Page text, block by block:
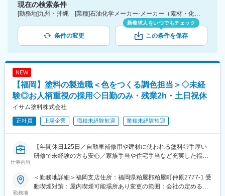
現在の検索条件
[勤務地]九州・沖縄 [業種]石油化学メーカー-メーカー（素材・化学・食品・化粧品・その他）業界 [詳細条件](会社・職場の環境)上場企業
条件の変更
新着求人をいつでもチェック
この条件を保存
NEW
【福岡】塗料の製造職＜色をつくる調色担当＞◇未経
験◎お人柄重視の採用◇日勤のみ・残業2h・土日祝休
イサム塗料株式会社
正社員 上場企業 職種未経験歓迎 業種未経験歓迎
仕事内容
【年間休日125日／自動車補修用や建材に使われる塗料◎手厚い
研修で未経験の方も安心／家族手当や住宅手当など充実した福利
自動車補修用塗料で業界トップレベルである当社塗料の調色作業
勤務地
＜勤務地詳細＞福岡支店住所：福岡県粕屋郡粕屋町仲原2777-1 受
動喫煙対策：屋内喫煙可能場所あり変更の範囲：会社の定める事